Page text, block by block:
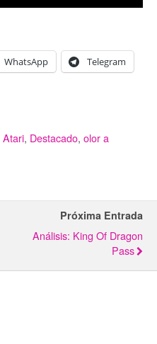
WhatsApp Telegram
Atari, Destacado, olor a
Próxima Entrada
Análisis: King Of Dragon
Pass